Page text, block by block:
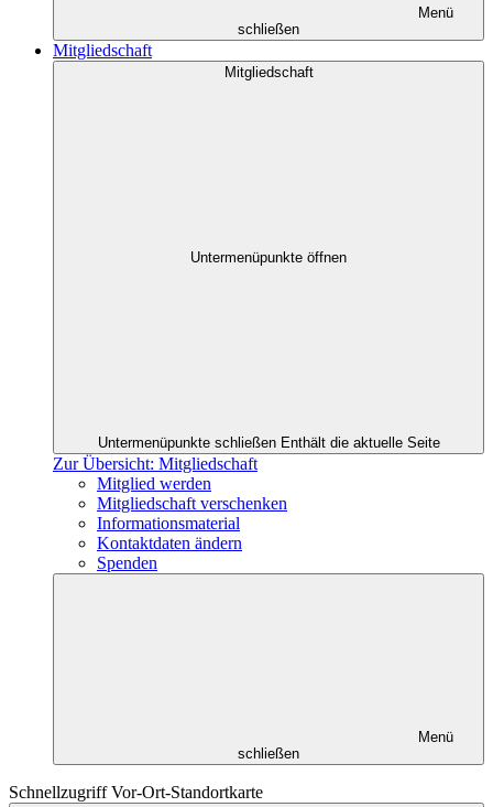
Menü
schließen
Mitgliedschaft
Mitgliedschaft
Untermenüpunkte öffnen
Untermenüpunkte schließen Enthält die aktuelle Seite
Zur Übersicht: Mitgliedschaft
Mitglied werden
Mitgliedschaft verschenken
Informationsmaterial
Kontaktdaten ändern
Spenden
Menü
schließen
Schnellzugriff Vor-Ort-Standortkarte